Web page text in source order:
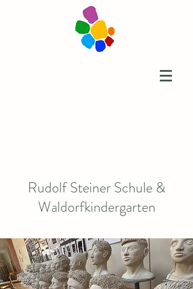
Rudolf Steiner Schule &
Waldorfkindergarten